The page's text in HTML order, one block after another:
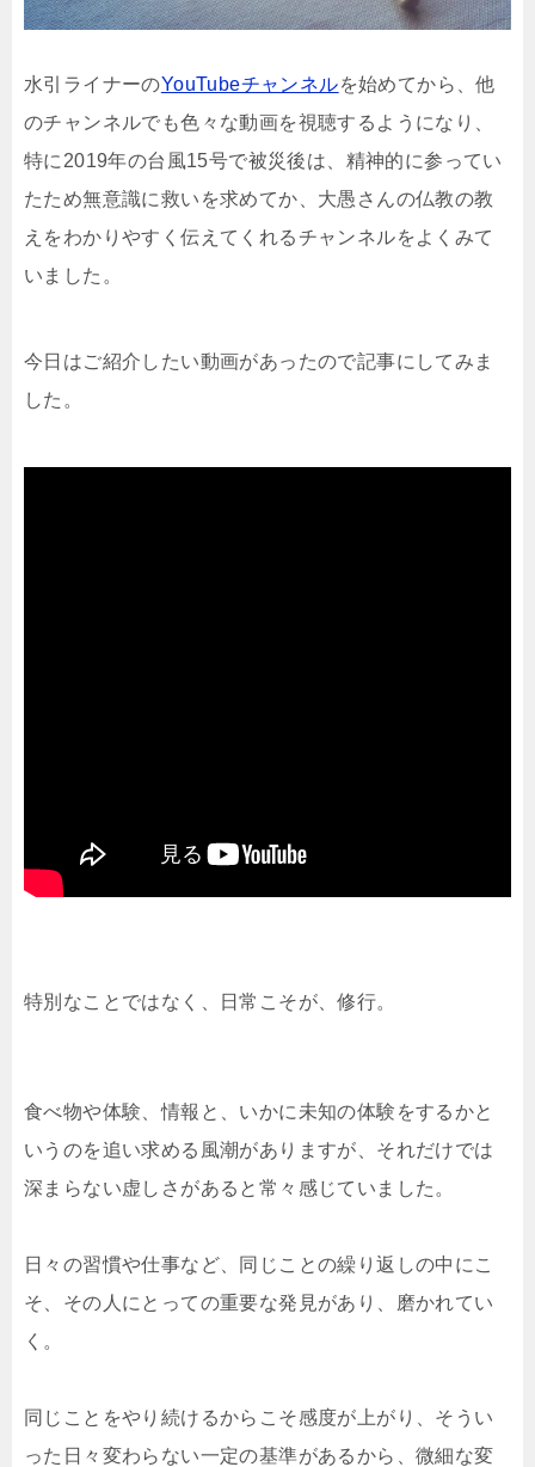
水引ライナーのYouTubeチャンネルを始めてから、他
のチャンネルでも色々な動画を視聴するようになり、
特に2019年の台風15号で被災後は、精神的に参ってい
たため無意識に救いを求めてか、大愚さんの仏教の教
えをわかりやすく伝えてくれるチャンネルをよくみて
いました。
今日はご紹介したい動画があったので記事にしてみま
した。
特別なことではなく、日常こそが、修行。
食べ物や体験、情報と、いかに未知の体験をするかと
いうのを追い求める風潮がありますが、それだけでは
深まらない虚しさがあると常々感じていました。
日々の習慣や仕事など、同じことの繰り返しの中にこ
そ、その人にとっての重要な発見があり、磨かれてい
く。
同じことをやり続けるからこそ感度が上がり、そうい
った日々変わらない一定の基準があるから、微細な変